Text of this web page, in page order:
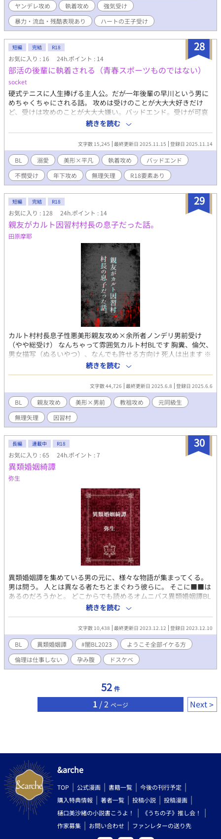
ヤンデレ攻め
執着攻め
強気受け
暴力・流血・残酷表現あり
ハートの王子受け
28
短編 完結 R18
お気に入り : 16 24h.ポイント : 14
部活の後輩に執着される（青春スポーツものではない）
socket
硬式テニスに人生捧げる主人公。だが一年後輩の早川という男に
めちゃくちゃにされる話。 攻めは受けのことが大大大好きだけ
ど、受けは攻めのことが大大大嫌い。バッドエンド。受けが可哀
想。 なんでも許せる方向け。 ・ ・ 主人公以外はどうでもよく
て、主人公だけに本性を見せる執着サイコパス気味の年下攻め×
テニスに熱血に取り組んだが、ヤバげな後輩のせいで全てが狂わ
される受け ・ ・ うっすら浣腸描写がありますので、苦手な方はご
注意ください。
続きを読む
文字数 15,245 最終更新日 2025.11.15 登録日 2025.11.14
BL 溺愛 美形×平凡 執着攻め
バッドエンド
不憫受け
年下攻め 無理矢理 R18要素あり
29
短編 完結 R18
お気に入り : 128 24h.ポイント : 14
親友がカルト因習村村長の息子だった話。
田原摩耶
カルト村村長息子性悪美形親友攻め×余所者ノンデリ男前受け
（やや総受け） なんちゃって雰囲気カルト村BLです 胸糞、倫欠、
男女描写（ぬるいやつ）、なんでも許せる方向け 死人は出ます ※
このお話は完全フィクションです ※実在の人物や団体などとは関
係ありません
続きを読む
文字数 44,726 最終更新日 2025.6.8 登録日 2025.6.6
BL 親友攻め 美形×男前 教祖攻め
元同級生
無理矢理
因習村
30
長編 連載中 R18
お気に入り : 65 24h.ポイント : 7
異類婚姻綺譚
弥生
異類婚姻譚を集めている男の元に、様々な物語が集まってくる。
男は問う。 人とは異なる者たちとまぐわう彼らに。 そこに■■は
あるのだろうかと。 どこからでも読めるオムニバス異類婚姻譚BL
※なんでも許せる方向けの仄暗い物語です。 ドスケベです。 春森
夢花さん（@harutocabbage）企画の#闇BL2023に参加していま
す。 まったり更新予定です。 ムーンライトノベルズでも投稿して
います。
続きを読む
文字数 10,438 最終更新日 2023.12.12 登録日 2023.12.10
BL 異類婚姻譚 #闇BL2023
ようこそ全部イケる方
倫理は仕事しない
孕み腹 ドスケベ
52 件
1 / 2 ページ Next
&arche
TOP 公式漫画 書籍一覧
今後の刊行予定
購入特典情報
著者一覧 投稿小説
投稿漫画
樋口美沙緒の小説書こうよ！
《うちの子》推し会！
作家募集
お問い合わせ ファンレターの送り先